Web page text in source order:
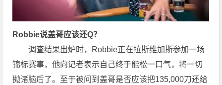
Robbie说盖哥应该还Q？
调查结果出炉时，Robbie正在拉斯维加斯参加一场
锦标赛事，他向记者表示自己终于能松一口气，将一切
抛诸脑后了。至于被问到盖哥是否应该把135,000刀还给